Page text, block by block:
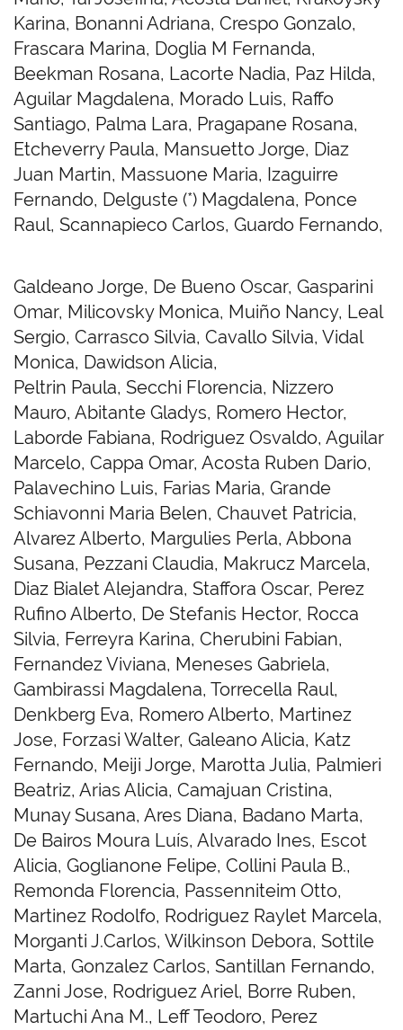
Karina, Bonanni Adriana, Crespo Gonzalo,
Frascara Marina, Doglia M Fernanda,
Beekman Rosana, Lacorte Nadia, Paz Hilda,
Aguilar Magdalena, Morado Luis, Raffo
Santiago, Palma Lara, Pragapane Rosana,
Etcheverry Paula, Mansuetto Jorge, Diaz
Juan Martin, Massuone Maria, Izaguirre
Fernando, Delguste (*) Magdalena, Ponce
Raul, Scannapieco Carlos, Guardo Fernando,
Galdeano Jorge, De Bueno Oscar, Gasparini
Omar, Milicovsky Monica, Muiño Nancy, Leal
Sergio, Carrasco Silvia, Cavallo Silvia, Vidal
Monica, Dawidson Alicia,
Peltrin Paula, Secchi Florencia, Nizzero
Mauro, Abitante Gladys, Romero Hector,
Laborde Fabiana, Rodriguez Osvaldo, Aguilar
Marcelo, Cappa Omar, Acosta Ruben Dario,
Palavechino Luis, Farias Maria, Grande
Schiavonni Maria Belen, Chauvet Patricia,
Alvarez Alberto, Margulies Perla, Abbona
Susana, Pezzani Claudia, Makrucz Marcela,
Diaz Bialet Alejandra, Staffora Oscar, Perez
Rufino Alberto, De Stefanis Hector, Rocca
Silvia, Ferreyra Karina, Cherubini Fabian,
Fernandez Viviana, Meneses Gabriela,
Gambirassi Magdalena, Torrecella Raul,
Denkberg Eva, Romero Alberto, Martinez
Jose, Forzasi Walter, Galeano Alicia, Katz
Fernando, Meiji Jorge, Marotta Julia, Palmieri
Beatriz, Arias Alicia, Camajuan Cristina,
Munay Susana, Ares Diana, Badano Marta,
De Bairos Moura Luís, Alvarado Ines, Escot
Alicia, Goglianone Felipe, Collini Paula B.,
Remonda Florencia, Passenniteim Otto,
Martinez Rodolfo, Rodriguez Raylet Marcela,
Morganti J.Carlos, Wilkinson Debora, Sottile
Marta, Gonzalez Carlos, Santillan Fernando,
Zanni Jose, Rodriguez Ariel, Borre Ruben,
Martuchi Ana M., Leff Teodoro, Perez